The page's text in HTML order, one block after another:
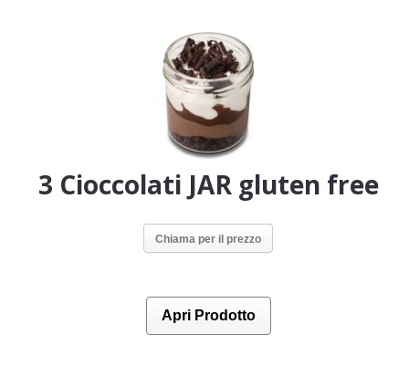
3 Cioccolati JAR gluten free
Chiama per il prezzo
Apri Prodotto